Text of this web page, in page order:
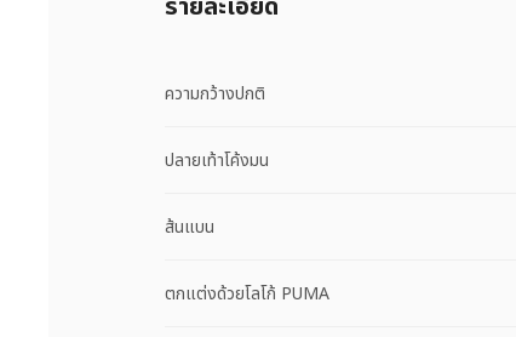
รายละเอียด
ความกว้างปกติ
ปลายเท้าโค้งมน
ส้นแบน
ตกแต่งด้วยโลโก้ PUMA